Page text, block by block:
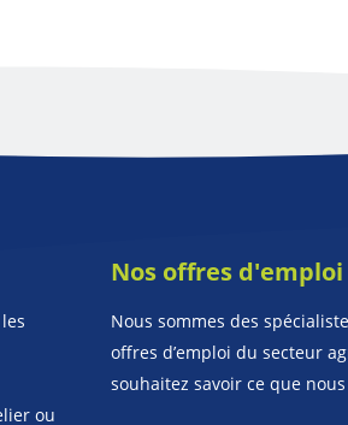
ou
Nos offres d'emploi
Nous sommes des
offres d’emploi du secteur
souhaitez savoir ce que